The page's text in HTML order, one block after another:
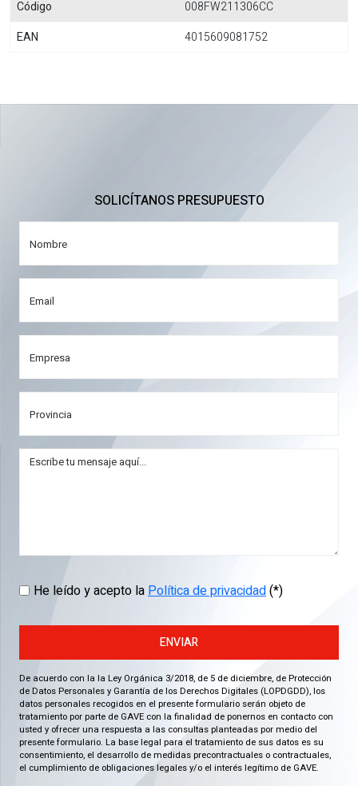
Código
008FW211306CC
EAN
4015609081752
SOLICÍTANOS PRESUPUESTO
He leído y acepto laPolítica de privacidad(*)
ENVIAR
De acuerdo con la la Ley Orgánica 3/2018, de 5 de diciembre, de Protección
de Datos Personales y Garantía de los Derechos Digitales (LOPDGDD), los
datos personales recogidos en el presente formulario serán objeto de
tratamiento por parte de GAVE con la finalidad de ponernos en contacto con
usted y ofrecer una respuesta a las consultas planteadas por medio del
presente formulario. La base legal para el tratamiento de sus datos es su
consentimiento, el desarrollo de medidas precontractuales o contractuales,
el cumplimiento de obligaciones legales y/o el interés legítimo de GAVE.